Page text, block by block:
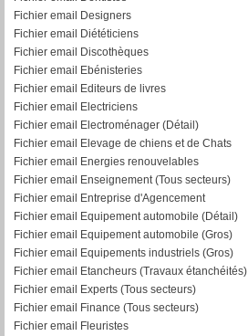
Fichier email Designers
Fichier email Diététiciens
Fichier email Discothèques
Fichier email Ebénisteries
Fichier email Editeurs de livres
Fichier email Electriciens
Fichier email Electroménager (Détail)
Fichier email Elevage de chiens et de Chats
Fichier email Energies renouvelables
Fichier email Enseignement (Tous secteurs)
Fichier email Entreprise d'Agencement
Fichier email Equipement automobile (Détail)
Fichier email Equipement automobile (Gros)
Fichier email Equipements industriels (Gros)
Fichier email Etancheurs (Travaux étanchéités)
Fichier email Experts (Tous secteurs)
Fichier email Finance (Tous secteurs)
Fichier email Fleuristes